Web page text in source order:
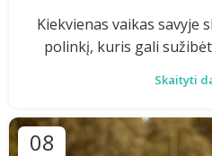
Kiekvienas vaikas savyje
polinkį, kuris gali
Skaityti
08